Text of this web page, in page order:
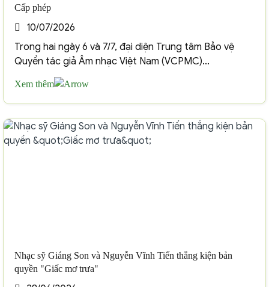
Cấp phép
10/07/2026
Trong hai ngày 6 và 7/7, đại diện Trung tâm Bảo vệ
Quyền tác giả Âm nhạc Việt Nam (VCPMC)...
Xem thêm
Nhạc sỹ Giáng Son và Nguyễn Vĩnh Tiến thắng kiện bản
quyền "Giấc mơ trưa"